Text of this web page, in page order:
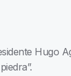
Hugo